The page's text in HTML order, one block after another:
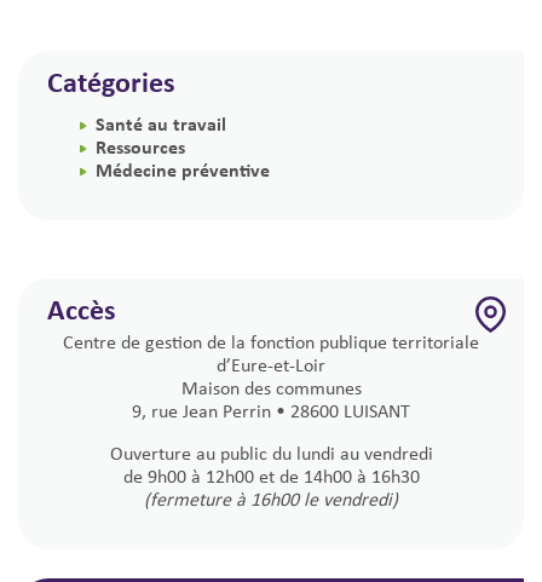
Catégories
Santé au travail
Ressources
Médecine préventive
Accès
Centre de gestion de la fonction publique territoriale
d’Eure-et-Loir
Maison des communes
9, rue Jean Perrin • 28600 LUISANT
Ouverture au public du lundi au vendredi
de 9h00 à 12h00 et de 14h00 à 16h30
(fermeture à 16h00 le vendredi)